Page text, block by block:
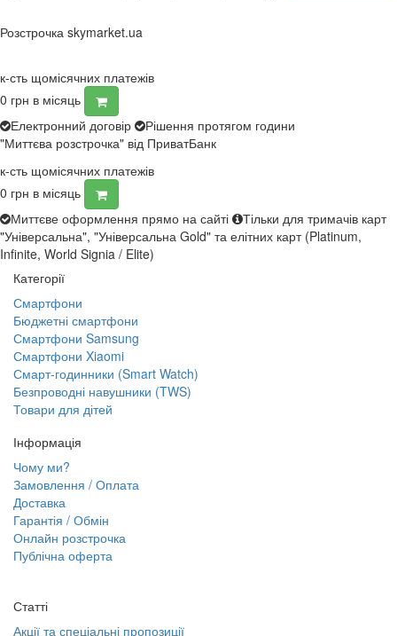
Розстрочка skymarket.ua
к-сть щомісячних платежів
0 грн в місяць
Електронний договір
Рішення протягом години
"Миттєва розстрочка" від ПриватБанк
к-сть щомісячних платежів
0 грн в місяць
Миттєве оформлення прямо на сайті
Тільки для тримачів карт
"Універсальна", "Універсальна Gold" та елітних карт (Platinum,
Infinite, World Signia / Elite)
Категорії
Смартфони
Бюджетні смартфони
Смартфони Samsung
Смартфони Xiaomi
Смарт-годинники (Smart Watch)
Безпроводні навушники (TWS)
Товари для дітей
Інформація
Чому ми?
Замовлення / Оплата
Доставка
Гарантія / Обмін
Онлайн розстрочка
Публічна оферта
Статті
Акції та спеціальні пропозиції